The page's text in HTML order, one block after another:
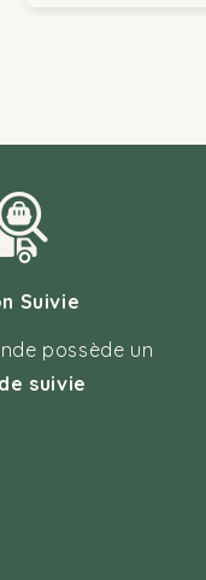
Suivie
possède un
suivie